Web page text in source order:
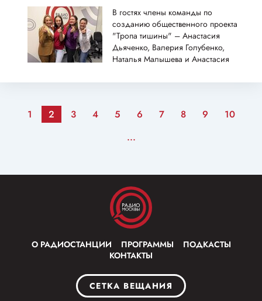
В гостях члены команды по
созданию общественного проекта
"Тропа тишины" – Анастасия
Дьяченко, Валерия Голубенко,
Наталья Малышева и Анастасия
1 2 3 4 5 6 7 8 9
10
...
О РАДИОСТАНЦИИ ПРОГРАММЫ
ПОДКАСТЫ
КОНТАКТЫ
СЕТКА ВЕЩАНИЯ